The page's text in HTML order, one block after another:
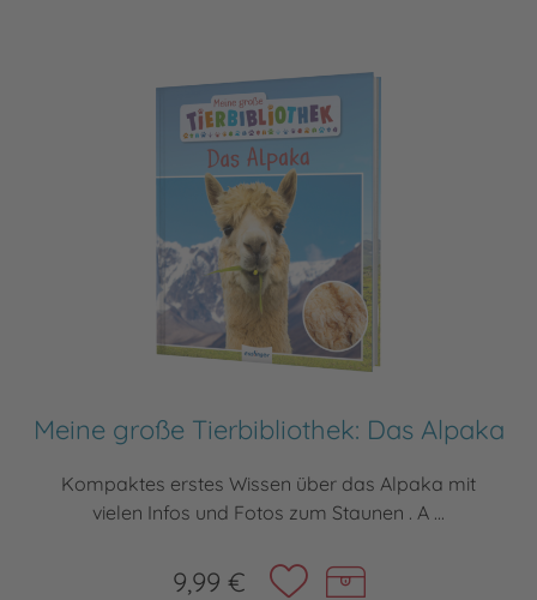
Meine große Tierbibliothek: Das Alpaka
Kompaktes erstes Wissen über das Alpaka mit
vielen Infos und Fotos zum Staunen . A ...
9,99 €